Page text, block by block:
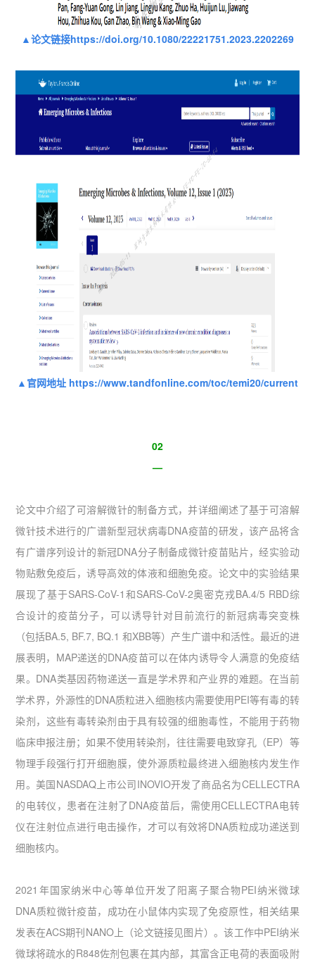
▲论文链接https://doi.org/10.1080/22221751.2023.2202269
▲官网地址 https://www.tandfonline.com/toc/temi20/current
02
—
论文中介绍了可溶解微针的制备方式，并详细阐述了基于可溶解
微针技术进行的广谱新型冠状病毒DNA疫苗的研发，该产品将含
有广谱序列设计的新冠DNA分子制备成微针疫苗贴片，经实验动
物贴敷免疫后，诱导高效的体液和细胞免疫。论文中的实验结果
展现了基于SARS-CoV-1和SARS-CoV-2奥密克戎BA.4/5 RBD综
合设计的疫苗分子，可以诱导针对目前流行的新冠病毒突变株
（包括BA.5, BF.7, BQ.1 和XBB等）产生广谱中和活性。最近的进
展表明，MAP递送的DNA疫苗可以在体内诱导令人满意的免疫结
果。DNA类基因药物递送一直是学术界和产业界的难题。在当前
学术界，外源性的DNA质粒进入细胞核内需要使用PEI等有毒的转
染剂，这些有毒转染剂由于具有较强的细胞毒性，不能用于药物
临床申报注册；如果不使用转染剂，往往需要电致穿孔（EP）等
物理手段强行打开细胞膜，使外源质粒最终进入细胞核内发生作
用。美国NASDAQ上市公司INOVIO开发了商品名为CELLECTRA
的电转仪，患者在注射了DNA疫苗后，需使用CELLECTRA电转
仪在注射位点进行电击操作，才可以有效将DNA质粒成功递送到
细胞核内。
2021年国家纳米中心等单位开发了阳离子聚合物PEI纳米微球
DNA质粒微针疫苗，成功在小鼠体内实现了免疫原性，相关结果
发表在ACS期刊NANO上（论文链接见图片）。该工作中PEI纳米
微球将疏水的R848佐剂包裹在其内部，其富含正电荷的表面吸附